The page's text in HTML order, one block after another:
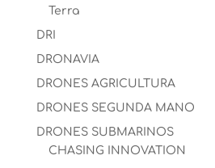
Terra
DRI
DRONAVIA
DRONES AGRICULTURA
DRONES SEGUNDA MANO
DRONES SUBMARINOS
CHASING INNOVATION